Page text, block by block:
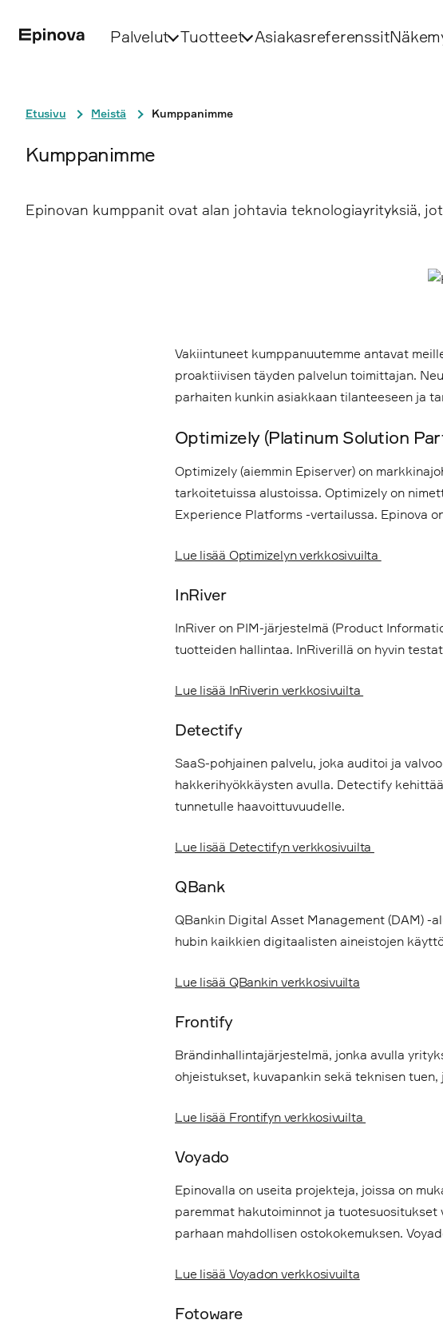
Palvelut Tuotteet Asiakasreferenssit
Etusivu Meistä Kumppanimme
Kumppanimme
Epinovan kumppanit ovat alan johtavia teknologiayrityksiä,
Vakiintuneet kumppanuutemme antavat
proaktiivisen täyden palvelun toimittajan.
parhaiten kunkin asiakkaan tilanteeseen ja
Optimizely (Platinum Solution
Optimizely (aiemmin Episerver) on
tarkoitetuissa alustoissa. Optimizely on
Experience Platforms -vertailussa. Epinova
Lue lisää Optimizelyn verkkosivuilta
InRiver
InRiver on PIM-järjestelmä (Product
tuotteiden hallintaa. InRiverillä on hyvin
Lue lisää InRiverin verkkosivuilta
Detectify
SaaS-pohjainen palvelu, joka auditoi ja
hakkerihyökkäysten avulla. Detectify
tunnetulle haavoittuvuudelle.
Lue lisää Detectifyn verkkosivuilta
QBank
QBankin Digital Asset Management (DAM)
hubin kaikkien digitaalisten aineistojen
Lue lisää QBankin verkkosivuilta
Frontify
Brändinhallintajärjestelmä, jonka avulla
ohjeistukset, kuvapankin sekä teknisen
Lue lisää Frontifyn verkkosivuilta
Voyado
Epinovalla on useita projekteja, joissa on
paremmat hakutoiminnot ja
parhaan mahdollisen ostokokemuksen.
Lue lisää Voyadon verkkosivuilta
Fotoware